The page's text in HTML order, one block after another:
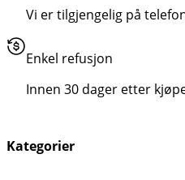
Vi er tilgjengelig på
Enkel refusjon
Innen 30 dager etter
Kategorier